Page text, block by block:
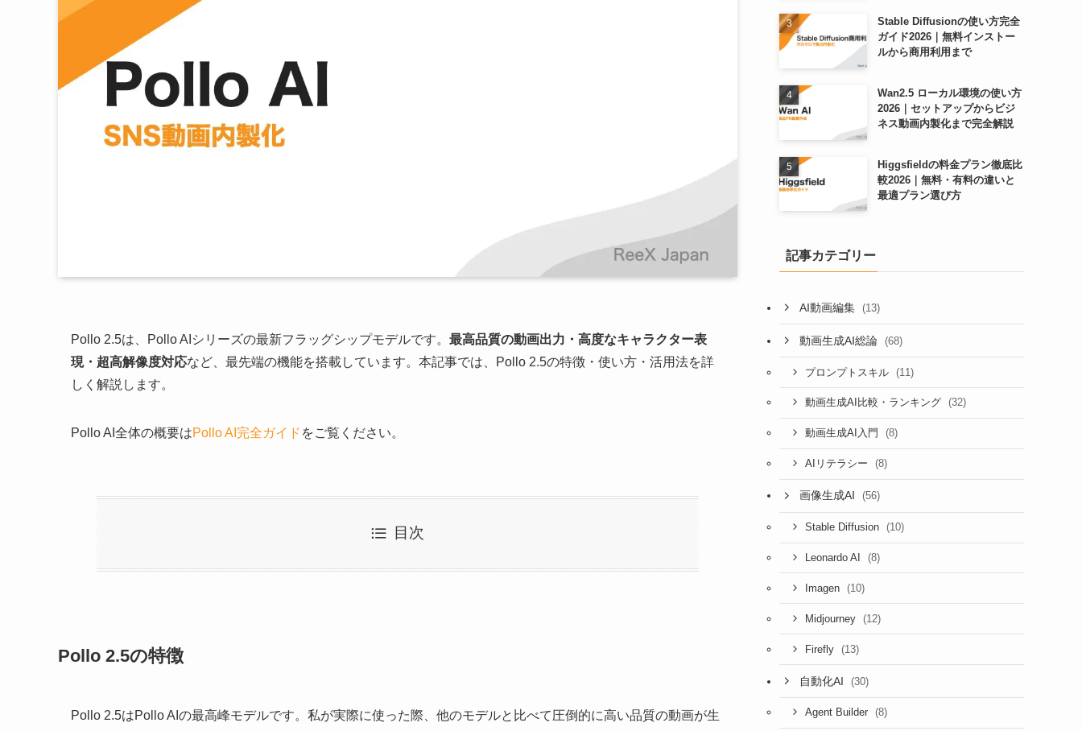
Pollo 2.5は、Pollo AIシリーズの最新フラッグシップモデルです。 最高品質の動画出力・高度なキャラクター表
現・超高解像度対応など、最先端の機能を搭載しています。本記事では、Pollo 2.5の特徴・使い方・活用法を詳
しく解説します。
Pollo AI全体の概要はPollo AI完全ガイド をご覧ください。
目次
Pollo 2.5の特徴
Pollo 2.5はPollo AIの最高峰モデルです。私が実際に使った際、他のモデルと比べて圧倒的に高い品質の動画が生
Stable Diffusionの使い方完全
ガイド2026｜無料インストー
ルから商用利用まで
Wan2.5 ローカル環境の使い方
2026｜セットアップからビジ
ネス動画内製化まで完全解説
Higgsfieldの料金プラン徹底比
較2026｜無料・有料の違いと
最適プラン選び方
記事カテゴリー
AI動画編集 (13)
動画生成AI総論 (68)
プロンプトスキル (11)
動画生成AI比較・ランキング (32)
動画生成AI入門 (8)
AIリテラシー (8)
画像生成AI (56)
Stable Diffusion (10)
Leonardo AI (8)
Imagen (10)
Midjourney (12)
Firefly (13)
自動化AI (30)
Agent Builder (8)